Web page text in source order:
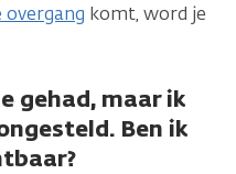
overgang komt, word je
gehad, maar ik
Ben ik